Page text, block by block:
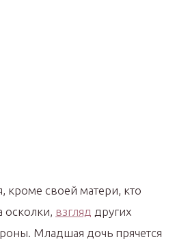
кроме своей матери, кто
осколки, взгляд других
Младшая дочь прячется